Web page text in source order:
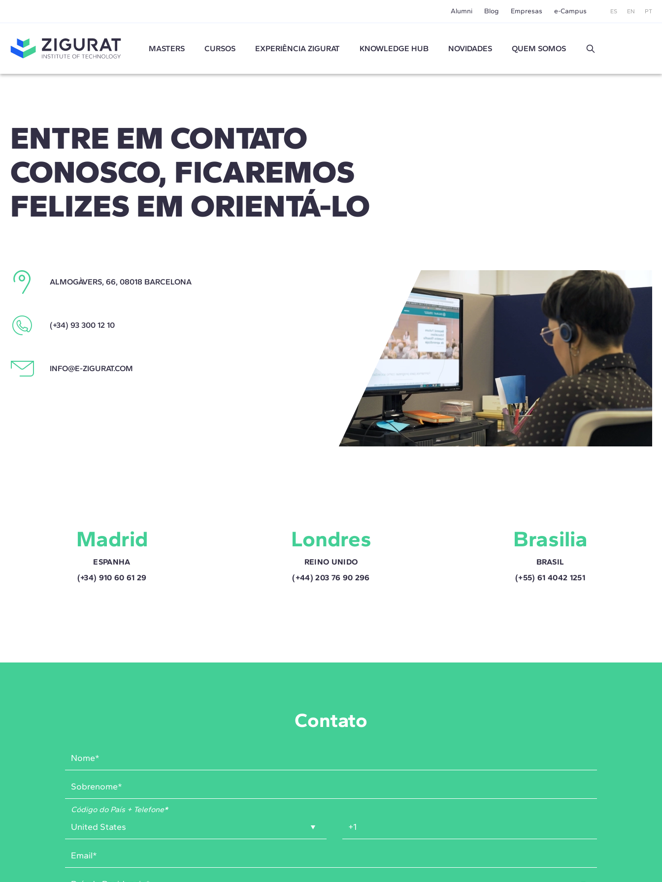
Alumni Blog Empresas e-Campus ES EN PT
MASTERS CURSOS EXPERIÊNCIA ZIGURAT KNOWLEDGE HUB NOVIDADES QUEM SOMOS
ENTRE EM CONTATO
CONOSCO, FICAREMOS
FELIZES EM ORIENTÁ-LO
ALMOGÀVERS, 66, 08018 BARCELONA
(+34) 93 300 12 10
INFO@E-ZIGURAT.COM
Madrid
ESPANHA
(+34) 910 60 61 29
Londres
REINO UNIDO
(+44) 203 76 90 296
Brasilia
BRASIL
(+55) 61 4042 1251
Contato
Código do País + Telefone*